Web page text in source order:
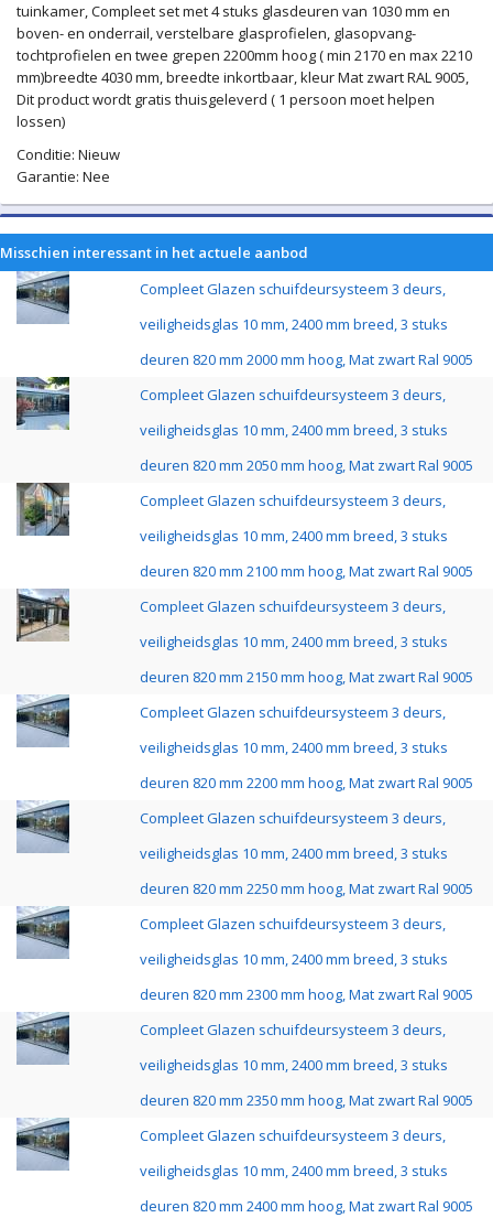
tuinkamer, Compleet set met 4 stuks glasdeuren van 1030 mm en
boven- en onderrail, verstelbare glasprofielen, glasopvang-
tochtprofielen en twee grepen 2200mm hoog ( min 2170 en max 2210
mm)breedte 4030 mm, breedte inkortbaar, kleur Mat zwart RAL 9005,
Dit product wordt gratis thuisgeleverd ( 1 persoon moet helpen
lossen)
Conditie: Nieuw
Garantie: Nee
Misschien interessant in het actuele aanbod
Compleet Glazen schuifdeursysteem 3 deurs,
veiligheidsglas 10 mm, 2400 mm breed, 3 stuks
deuren 820 mm 2000 mm hoog, Mat zwart Ral 9005
Compleet Glazen schuifdeursysteem 3 deurs,
veiligheidsglas 10 mm, 2400 mm breed, 3 stuks
deuren 820 mm 2050 mm hoog, Mat zwart Ral 9005
Compleet Glazen schuifdeursysteem 3 deurs,
veiligheidsglas 10 mm, 2400 mm breed, 3 stuks
deuren 820 mm 2100 mm hoog, Mat zwart Ral 9005
Compleet Glazen schuifdeursysteem 3 deurs,
veiligheidsglas 10 mm, 2400 mm breed, 3 stuks
deuren 820 mm 2150 mm hoog, Mat zwart Ral 9005
Compleet Glazen schuifdeursysteem 3 deurs,
veiligheidsglas 10 mm, 2400 mm breed, 3 stuks
deuren 820 mm 2200 mm hoog, Mat zwart Ral 9005
Compleet Glazen schuifdeursysteem 3 deurs,
veiligheidsglas 10 mm, 2400 mm breed, 3 stuks
deuren 820 mm 2250 mm hoog, Mat zwart Ral 9005
Compleet Glazen schuifdeursysteem 3 deurs,
veiligheidsglas 10 mm, 2400 mm breed, 3 stuks
deuren 820 mm 2300 mm hoog, Mat zwart Ral 9005
Compleet Glazen schuifdeursysteem 3 deurs,
veiligheidsglas 10 mm, 2400 mm breed, 3 stuks
deuren 820 mm 2350 mm hoog, Mat zwart Ral 9005
Compleet Glazen schuifdeursysteem 3 deurs,
veiligheidsglas 10 mm, 2400 mm breed, 3 stuks
deuren 820 mm 2400 mm hoog, Mat zwart Ral 9005